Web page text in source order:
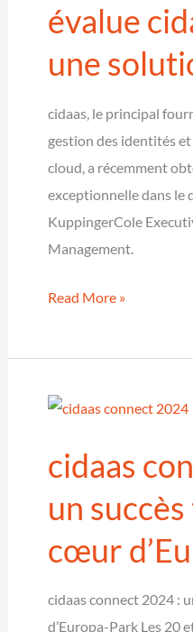
évalue
une
cidaas, le principal
gestion des identités et
cloud, a récemment
exceptionnelle dans le
KuppingerCole
Management.
cidaas
dans
gestion
identités
des
accès
–
Read More »
cidaas
un
cœur
cidaas connect 2024 :
d’Europa-Park Les 20